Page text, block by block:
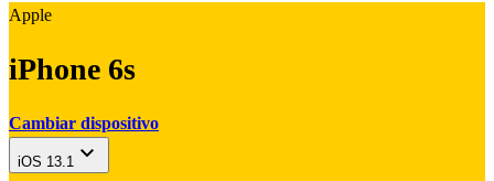
Apple
iPhone 6s
Cambiar dispositivo
iOS 13.1